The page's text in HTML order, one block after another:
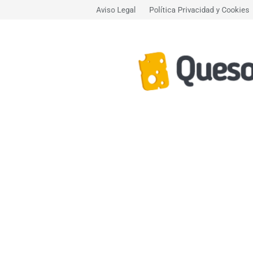
Aviso Legal Política Privacidad y Cookies
todo
sobre